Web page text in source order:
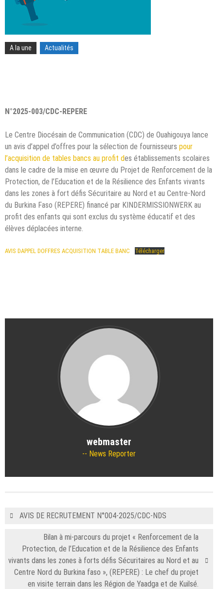
A la une Actualités
N°2025-003/CDC-REPERE
Le Centre Diocésain de Communication (CDC) de Ouahigouya lance
un avis d’appel d’offres pour la sélection de fournisseurs pour
l’acquisition de tables bancs au profit des établissements scolaires
dans le cadre de la mise en œuvre du Projet de Renforcement de la
Protection, de l’Education et de la Résilience des Enfants vivants
dans les zones à fort défis Sécuritaire au Nord et au Centre-Nord
du Burkina Faso (REPERE) financé par KINDERMISSIONWERK au
profit des enfants qui sont exclus du système éducatif et des
élèves déplacées interne.
AVIS DAPPEL DOFFRES ACQUISITION TABLE BANC Télécharger
webmaster
News Reporter
AVIS DE RECRUTEMENT N°004-2025/CDC-NDS
Bilan à mi-parcours du projet « Renforcement de la
Protection, de l’Education et de la Résilience des Enfants
vivants dans les zones à forts défis Sécuritaires au Nord et au
Centre Nord du Burkina faso », (REPERE) : Le chef du projet
en visite terrain dans les Région de Yaadga et de Kuilsé.